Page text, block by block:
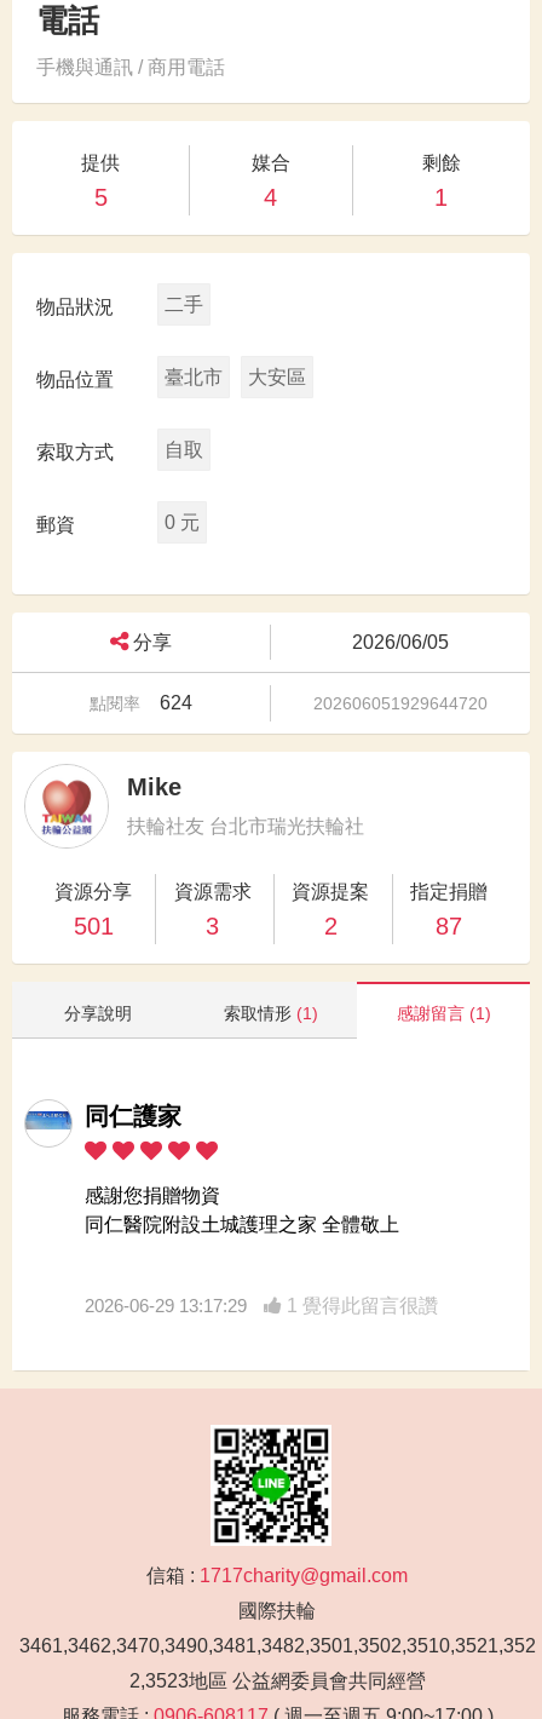
電話
手機與通訊 / 商用電話
提供
5
媒合
4
剩餘
1
物品狀況 二手
物品位置 臺北市 大安區
索取方式 自取
郵資 0 元
分享 2026/06/05
點閱率 624 202606051929644720
Mike
扶輪社友 台北市瑞光扶輪社
資源分享
501
資源需求
3
資源提案
2
指定捐贈
87
分享說明 索取情形 (1) 感謝留言 (1)
同仁護家
感謝您捐贈物資
同仁醫院附設土城護理之家 全體敬上
2026-06-29 13:17:29 1 覺得此留言很讚
信箱 : 1717charity@gmail.com
國際扶輪
3461,3462,3470,3490,3481,3482,3501,3502,3510,3521,352
2,3523地區 公益網委員會共同經營